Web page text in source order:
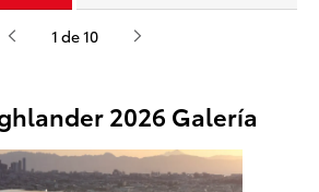
1 de 10
2026 Galería